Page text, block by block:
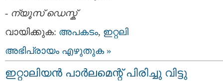
- ന്യൂസ് ഡെസ്ക്
വായിക്കുക: അപകടം, ഇറ്റലി
അഭിപ്രായം എഴുതുക »
ഇറ്റാലിയൻ പാർലമെന്റ് പിരിച്ചു വിട്ടു